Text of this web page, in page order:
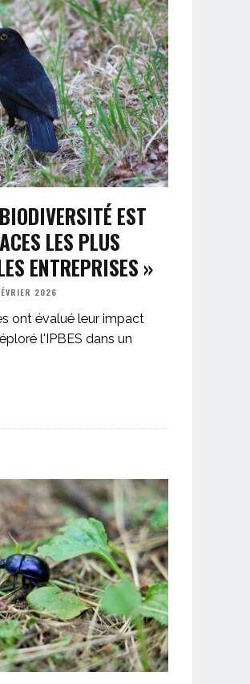
EST
LES PLUS
ENTREPRISES »
2026
ont évalué leur impact
l'IPBES dans un